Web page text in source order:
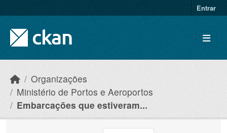
Entrar
Organizações
Ministério de Portos e Aeroportos
Embarcações que estiveram...